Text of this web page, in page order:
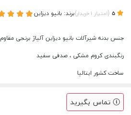
(امتیاز 1خریدار)برند: بانیو دیزاین
جنس بدنه شیرآلات بانیو دیزاین آلیاژ برنجی مقاوم
رنگبندی کروم مشکی ، صدفی سفید
ساخت کشور ایتالیا
تماس بگیرید